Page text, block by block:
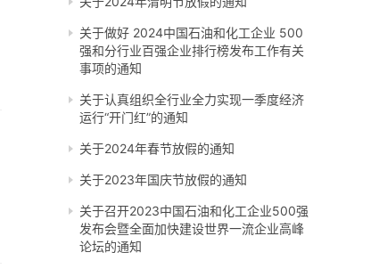
关于做好 2024中国石油和化工企业 500
强和分行业百强企业排行榜发布工作有关
事项的通知
关于认真组织全行业全力实现一季度经济
运行“开门红”的通知
关于2024年春节放假的通知
关于2023年国庆节放假的通知
关于召开2023中国石油和化工企业500强
发布会暨全面加快建设世界一流企业高峰
论坛的通知